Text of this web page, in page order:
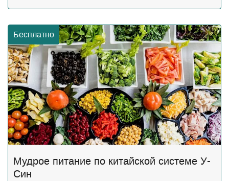
Бесплатно
Мудрое питание по китайской системе У-
Син